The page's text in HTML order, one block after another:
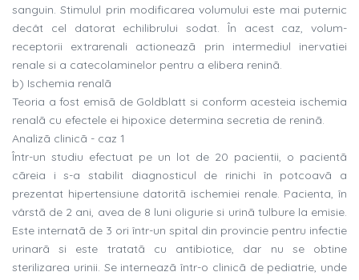
sanguin. Stimulul prin modificarea volumului este mai puternic
decât cel datorat echilibrului sodat. În acest caz, volum-
receptorii extrarenali actioneazã prin intermediul inervatiei
renale si a catecolaminelor pentru a elibera reninã.
b) Ischemia renalã
Teoria a fost emisã de Goldblatt si conform acesteia ischemia
renalã cu efectele ei hipoxice determina secretia de reninã.
Analizã clinicã - caz 1
Într-un studiu efectuat pe un lot de 20 pacientii, o pacientã
cãreia i s-a stabilit diagnosticul de rinichi în potcoavã a
prezentat hipertensiune datoritã ischemiei renale. Pacienta, în
vârstã de 2 ani, avea de 8 luni oligurie si urinã tulbure la emisie.
Este internatã de 3 ori într-un spital din provincie pentru infectie
urinarã si este tratatã cu antibiotice, dar nu se obtine
sterilizarea urinii. Se interneazã într-o clinicã de pediatrie, unde